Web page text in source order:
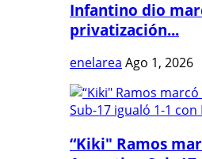
Infantino dio
privatización...
enelarea Ago 1, 2026
“Kiki" Ramos